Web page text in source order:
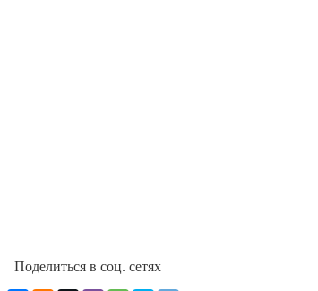
Поделиться в соц. сетях